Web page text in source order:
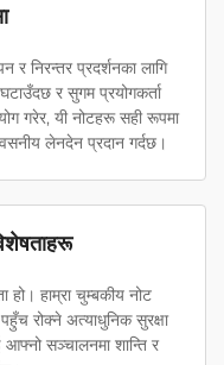
र निरन्तर प्रदर्शनका लागि
र सुगम प्रयोगकर्ता
गरेर, यी नोटहरू सही रूपमा
लेनदेन प्रदान गर्दछ।
हो। हाम्रा चुम्बकीय नोट
रोक्ने अत्याधुनिक सुरक्षा
सञ्चालनमा शान्ति र